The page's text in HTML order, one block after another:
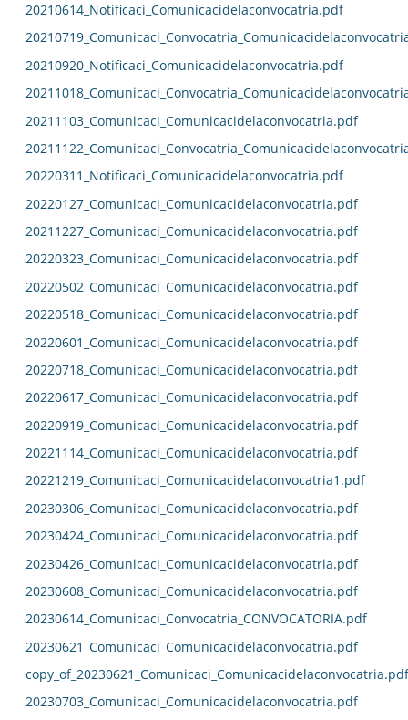
20210614_Notificaci_Comunicacidelaconvocatria.pdf
20210920_Notificaci_Comunicacidelaconvocatria.pdf
20211103_Comunicaci_Comunicacidelaconvocatria.pdf
20220311_Notificaci_Comunicacidelaconvocatria.pdf
20220127_Comunicaci_Comunicacidelaconvocatria.pdf
20211227_Comunicaci_Comunicacidelaconvocatria.pdf
20220323_Comunicaci_Comunicacidelaconvocatria.pdf
20220502_Comunicaci_Comunicacidelaconvocatria.pdf
20220518_Comunicaci_Comunicacidelaconvocatria.pdf
20220601_Comunicaci_Comunicacidelaconvocatria.pdf
20220718_Comunicaci_Comunicacidelaconvocatria.pdf
20220617_Comunicaci_Comunicacidelaconvocatria.pdf
20220919_Comunicaci_Comunicacidelaconvocatria.pdf
20221114_Comunicaci_Comunicacidelaconvocatria.pdf
20221219_Comunicaci_Comunicacidelaconvocatria1.pdf
20230306_Comunicaci_Comunicacidelaconvocatria.pdf
20230424_Comunicaci_Comunicacidelaconvocatria.pdf
20230426_Comunicaci_Comunicacidelaconvocatria.pdf
20230608_Comunicaci_Comunicacidelaconvocatria.pdf
20230614_Comunicaci_Convocatria_CONVOCATORIA.pdf
20230621_Comunicaci_Comunicacidelaconvocatria.pdf
copy_of_20230621_Comunicaci_Comunicacidelaconvocatria.pdf
20230703_Comunicaci_Comunicacidelaconvocatria.pdf